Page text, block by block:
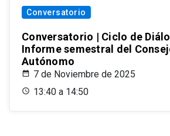
Conversatorio
Conversatorio | Ciclo de
Informe semestral del
Autónomo
7 de Noviembre de 2025
13:40 a 14:50